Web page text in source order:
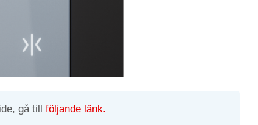
gå till följande länk.